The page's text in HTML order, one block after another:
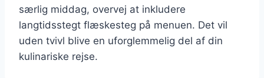
særlig middag, overvej at inkludere
langtidsstegt flæskesteg på menuen. Det vil
uden tvivl blive en uforglemmelig del af din
kulinariske rejse.